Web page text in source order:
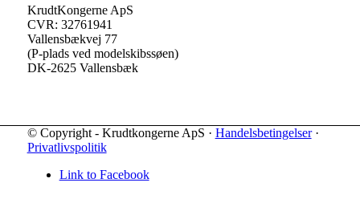
KrudtKongerne ApS
CVR: 32761941
Vallensbækvej 77
(P-plads ved modelskibssøen)
DK-2625 Vallensbæk
© Copyright - Krudtkongerne ApS · Handelsbetingelser·
Privatlivspolitik
Link to Facebook